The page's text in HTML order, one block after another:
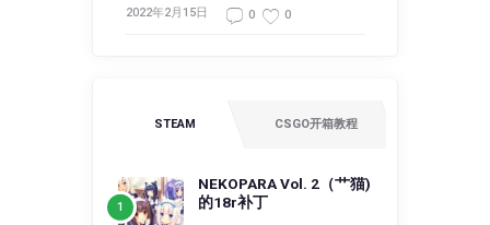
2022年2月15日 0 0
STEAM CSGO开箱教程
NEKOPARA Vol. 2（艹猫)
的18r补丁